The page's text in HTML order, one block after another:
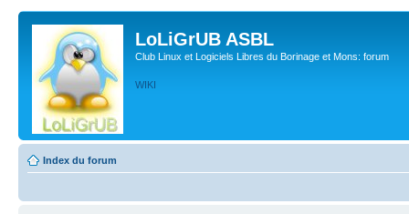
LoLiGrUB ASBL
Club Linux et Logiciels Libres du Borinage et Mons: forum
WIKI
Index du forum